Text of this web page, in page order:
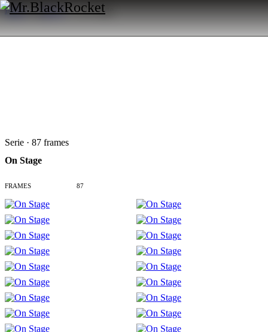
Index →Arbeit → On Stage
Serie · 87 frames
On Stage
FRAMES 87